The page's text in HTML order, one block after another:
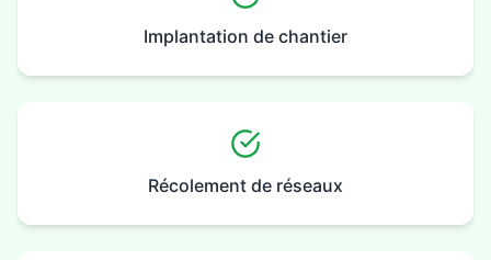
Implantation de chantier
Récolement de réseaux